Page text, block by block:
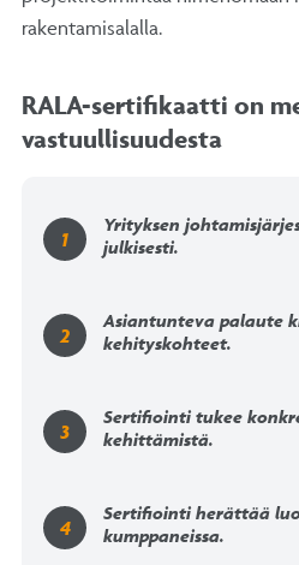
rakentamisalalla.
RALA-sertifikaatti on
vastuullisuudesta
Yrityksen
julkisesti.
Asiantunteva palaute
kehityskohteet.
Sertifiointi tukee
kehittämistä.
Sertifiointi herättää
kumppaneissa.